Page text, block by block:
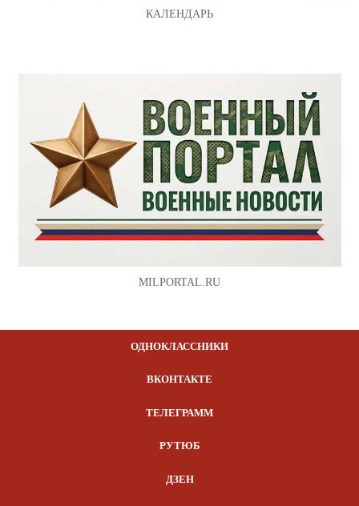
КАЛЕНДАРЬ
MILPORTAL.RU
ОДНОКЛАССНИКИ
ВКОНТАКТЕ
ТЕЛЕГРАММ
РУТЮБ
ДЗЕН